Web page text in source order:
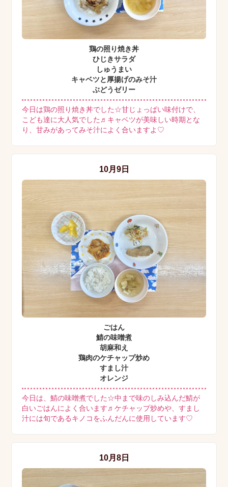
鶏の照り焼き丼
ひじきサラダ
しゅうまい
キャベツと厚揚げのみそ汁
ぶどうゼリー
今日は鶏の照り焼き丼でした☆甘じょっぱい味付けで、
こども達に大人気でした♬キャベツが美味しい時期とな
り、甘みがあってみそ汁によく合いますよ♡
10月9日
ごはん
鯖の味噌煮
胡麻和え
鶏肉のケチャップ炒め
すまし汁
オレンジ
今日は、鯖の味噌煮でした☆中まで味のしみ込んだ鯖が
白いごはんによく合います♬ケチャップ炒めや、すまし
汁には旬であるキノコをふんだんに使用しています♡
10月8日